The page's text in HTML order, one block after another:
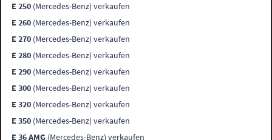
E 250 (Mercedes-Benz) verkaufen
E 260 (Mercedes-Benz) verkaufen
E 270 (Mercedes-Benz) verkaufen
E 280 (Mercedes-Benz) verkaufen
E 290 (Mercedes-Benz) verkaufen
E 300 (Mercedes-Benz) verkaufen
E 320 (Mercedes-Benz) verkaufen
E 350 (Mercedes-Benz) verkaufen
E 36 AMG (Mercedes-Benz) verkaufen